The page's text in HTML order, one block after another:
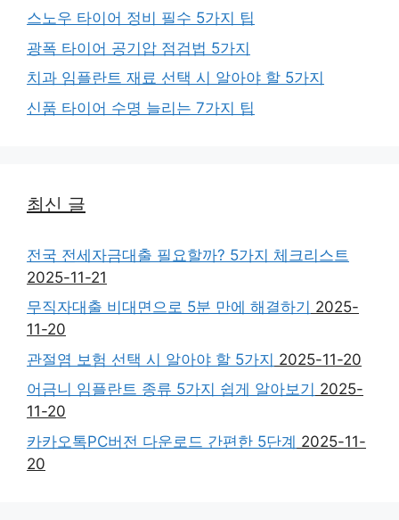
스노우 타이어 정비 필수 5가지 팁
광폭 타이어 공기압 점검법 5가지
치과 임플란트 재료 선택 시 알아야 할 5가지
신품 타이어 수명 늘리는 7가지 팁
최신 글
전국 전세자금대출 필요할까? 5가지 체크리스트
2025-11-21
무직자대출 비대면으로 5분 만에 해결하기 2025-
11-20
관절염 보험 선택 시 알아야 할 5가지 2025-11-20
어금니 임플란트 종류 5가지 쉽게 알아보기 2025-
11-20
카카오톡PC버전 다운로드 간편한 5단계 2025-11-
20